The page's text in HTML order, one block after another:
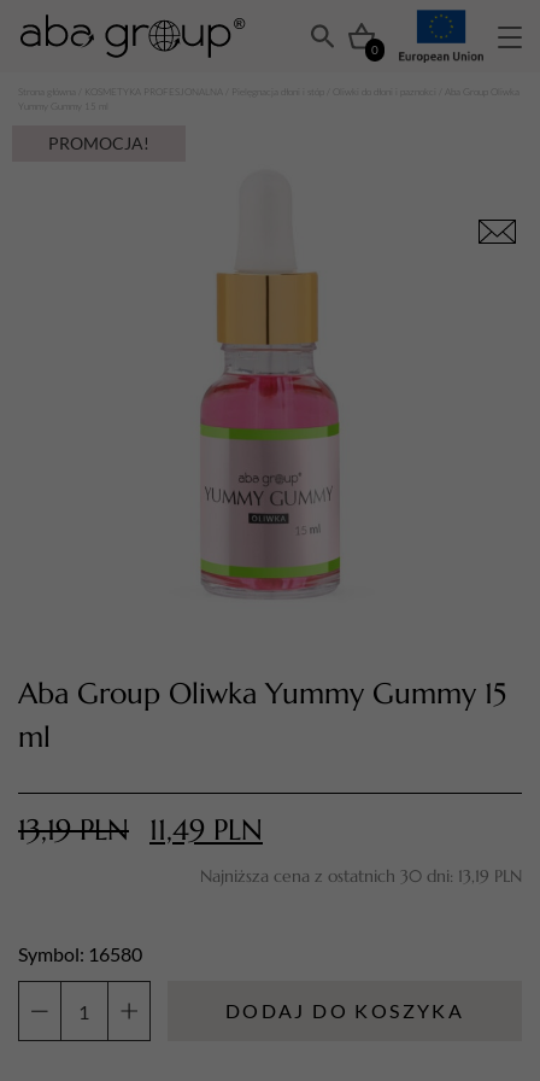
0
TWÓJ KOSZYK (
Suma koszyka (0)
PRZEJDŹ DO KOSZYKA
KOSMETYKA PROFESJONALNA Pielęgnacja dłoni i stóp
Yummy Gummy 15 ml
PROMOCJA!
Aba Group Oliwka Yummy Gummy 15
ml
13,19PLN 11,49 PLN
Najniższa cena z ostatnich 30 dni: 13,19 PLN
Symbol: 16580
DODAJ DO KOSZYKA